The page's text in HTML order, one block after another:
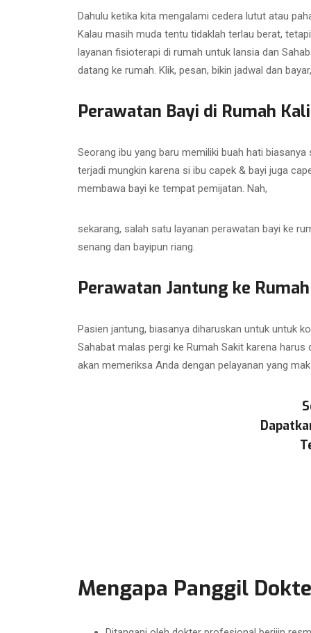
Dahulu ketika kita mengalami cedera lutut atau
Kalau masih muda tentu tidaklah terlau berat,
layanan fisioterapi di rumah untuk lansia dan
datang ke rumah. Klik, pesan, bikin jadwal dan
Perawatan Bayi di Rumah
Seorang ibu yang baru memiliki buah hati
terjadi mungkin karena si ibu capek & bayi juga
membawa bayi ke tempat pemijatan. Nah,
sekarang, salah satu layanan perawatan bayi ke
senang dan bayipun riang.
Perawatan Jantung ke
Pasien jantung, biasanya diharuskan untuk untuk
Sahabat malas pergi ke Rumah Sakit karena
akan memeriksa Anda dengan pelayanan yang
Mengapa Panggil